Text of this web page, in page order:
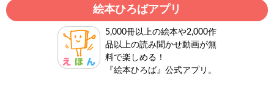
絵本ひろばアプリ
5,000冊以上の絵本や2,000作
品以上の読み聞かせ動画が無
料で楽しめる！
『絵本ひろば』公式アプリ。